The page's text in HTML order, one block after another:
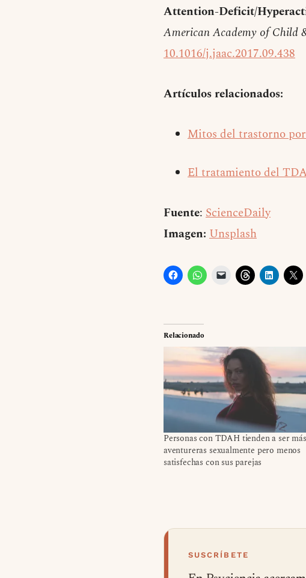
Attention-Deficit/
American Academy of Child
10.1016/j.jaac.2017.09.438
Artículos relacionados:
Mitos del trastorno
El tratamiento del
Fuente: ScienceDaily
Imagen: Unsplash
Relacionado
Personas con TDAH tienden a ser más
aventureras sexualmente pero menos
satisfechas con sus parejas
SUSCRÍBETE